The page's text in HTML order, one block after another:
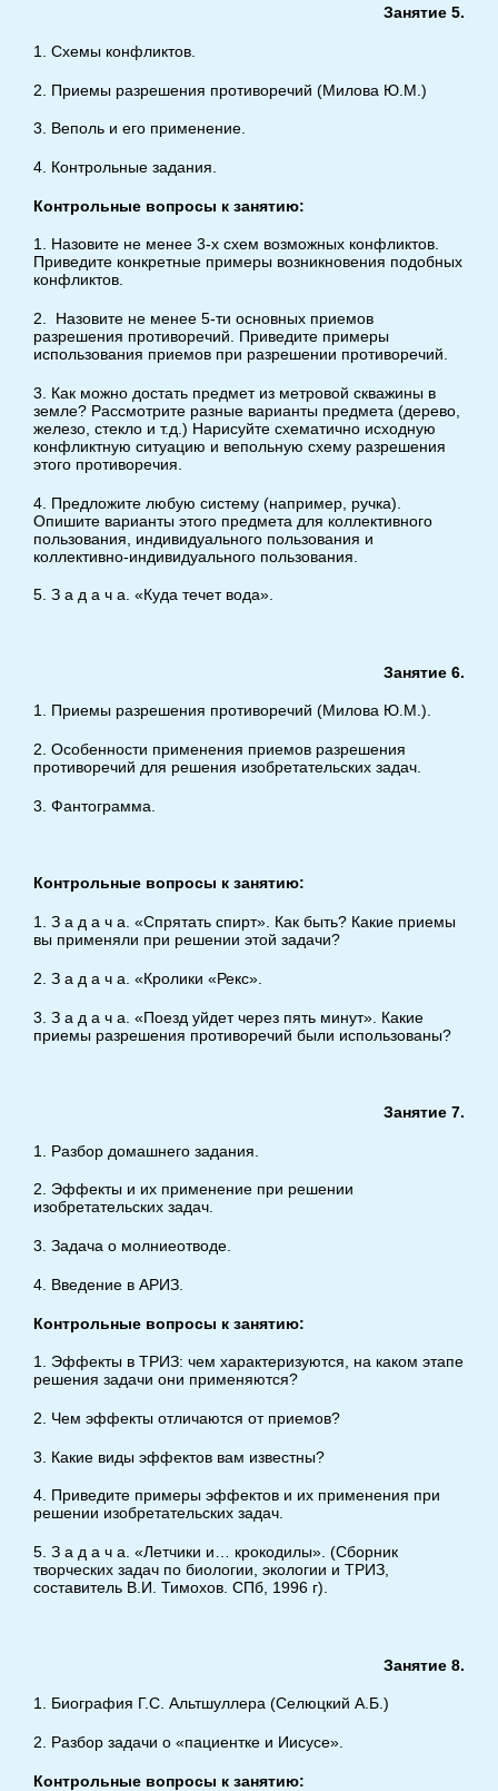
Занятие 5.
1. Схемы конфликтов.
2. Приемы разрешения противоречий (Милова Ю.М.)
3. Веполь и его применение.
4. Контрольные задания.
Контрольные вопросы к занятию:
1. Назовите не менее 3-х схем возможных конфликтов.
Приведите конкретные примеры возникновения подобных
конфликтов.
2. Назовите не менее 5-ти основных приемов
разрешения противоречий. Приведите примеры
использования приемов при разрешении противоречий.
3. Как можно достать предмет из метровой скважины в
земле? Рассмотрите разные варианты предмета (дерево,
железо, стекло и т.д.) Нарисуйте схематично исходную
конфликтную ситуацию и вепольную схему разрешения
этого противоречия.
4. Предложите любую систему (например, ручка).
Опишите варианты этого предмета для коллективного
пользования, индивидуального пользования и
коллективно-индивидуального пользования.
5. З а д а ч а. «Куда течет вода».
Занятие 6.
1. Приемы разрешения противоречий (Милова Ю.М.).
2. Особенности применения приемов разрешения
противоречий для решения изобретательских задач.
3. Фантограмма.
Контрольные вопросы к занятию:
1. З а д а ч а. «Спрятать спирт». Как быть? Какие приемы
вы применяли при решении этой задачи?
2. З а д а ч а. «Кролики «Рекс».
3. З а д а ч а. «Поезд уйдет через пять минут». Какие
приемы разрешения противоречий были использованы?
Занятие 7.
1. Разбор домашнего задания.
2. Эффекты и их применение при решении
изобретательских задач.
3. Задача о молниеотводе.
4. Введение в АРИЗ.
Контрольные вопросы к занятию:
1. Эффекты в ТРИЗ: чем характеризуются, на каком этапе
решения задачи они применяются?
2. Чем эффекты отличаются от приемов?
3. Какие виды эффектов вам известны?
4. Приведите примеры эффектов и их применения при
решении изобретательских задач.
5. З а д а ч а. «Летчики и… крокодилы». (Сборник
творческих задач по биологии, экологии и ТРИЗ,
составитель В.И. Тимохов. СПб, 1996 г).
Занятие 8.
1. Биография Г.С. Альтшуллера (Селюцкий А.Б.)
2. Разбор задачи о «пациентке и Иисусе».
Контрольные вопросы к занятию: